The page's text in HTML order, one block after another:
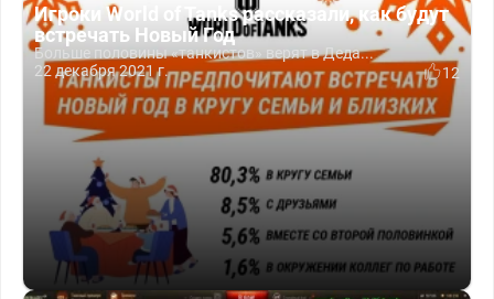
Игроки World of Tanks рассказали, как будут
встречать Новый Год
Больше половины «танкистов» верят в Деда...
22 декабря 2021 г.
12